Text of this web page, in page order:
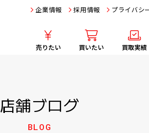
企業情報 採用情報 プライバシ
売りたい 買いたい 買取実績
店舗ブログ
BLOG